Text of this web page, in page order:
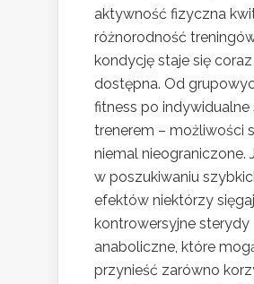
aktywność fizyczna
różnorodność
kondycję staje się
dostępna. Od
fitness po indywidualne
trenerem – możliwości
niemal nieograniczone.
w poszukiwaniu
efektów niektórzy
kontrowersyjne sterydy
anaboliczne, które
przynieść zarówno